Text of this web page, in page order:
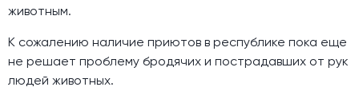
животным.
К сожалению наличие приютов в республике пока еще
не решает проблему бродячих и пострадавших от рук
людей животных.